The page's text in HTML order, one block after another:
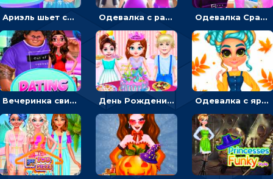
Ариэль шьет свадебные платья для принцесс в салоне - одевалка Одевалка с разными стилями: переодевать, красить и выигрывать конкурс красоты Одевалка Сражение для девочек-принцесс: софт против гранжа
Вечеринка свиданий: одевалка для влюбленных День Рождения Тейлор: печь торт для девочки или наряжать именинницу Одевалка с яркими осенними нарядами: собирать образ для прогулки